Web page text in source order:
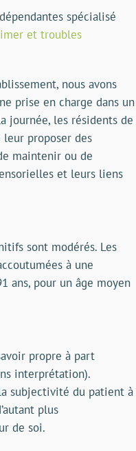
spécialisé
et troubles
nous avons
prise en charge dans un
journée, les résidents de
leur proposer des
maintenir ou de
et leurs liens
sont modérés. Les
à une
ans, pour un âge moyen
propre à part
interprétation).
subjectivité du patient à
plus
de soi.